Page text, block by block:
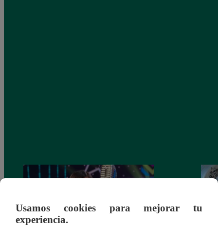
Usamos cookies para mejorar tu
experiencia.